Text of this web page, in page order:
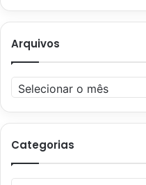
Arquivos
Arquivos
Categorias